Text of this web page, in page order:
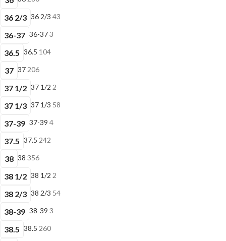
36 2/3 36 2/3 43
36-37 36-373
36.5 36.5 104
37 37 206
37 1/2 37 1/2 2
37 1/3 37 1/3 58
37-39 37-39 4
37.5 37.5 242
38 38 356
38 1/2 38 1/2 2
38 2/3 38 2/3 54
38-39 38-39 3
38.5 38.5 260